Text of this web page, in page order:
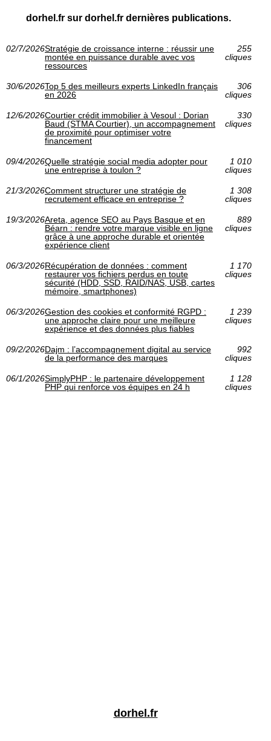
dorhel.fr sur dorhel.fr dernières publications.
02/7/2026Stratégie de croissance interne : réussir une
montée en puissance durable avec vos
ressources
255
cliques
30/6/2026Top 5 des meilleurs experts LinkedIn français
en 2026
306
cliques
12/6/2026Courtier crédit immobilier à Vesoul : Dorian
Baud (STMA Courtier), un accompagnement
de proximité pour optimiser votre
financement
330
cliques
09/4/2026Quelle stratégie social media adopter pour
une entreprise à toulon ?
1 010
cliques
21/3/2026Comment structurer une stratégie de
recrutement efficace en entreprise ?
1 308
cliques
19/3/2026Areta, agence SEO au Pays Basque et en
Béarn : rendre votre marque visible en ligne
grâce à une approche durable et orientée
expérience client
889
cliques
06/3/2026Récupération de données : comment
restaurer vos fichiers perdus en toute
sécurité (HDD, SSD, RAID/NAS, USB, cartes
mémoire, smartphones)
1 170
cliques
06/3/2026Gestion des cookies et conformité RGPD :
une approche claire pour une meilleure
expérience et des données plus fiables
1 239
cliques
09/2/2026Dajm : l’accompagnement digital au service
de la performance des marques
992
cliques
06/1/2026SimplyPHP : le partenaire développement
PHP qui renforce vos équipes en 24 h
1 128
cliques
dorhel.fr